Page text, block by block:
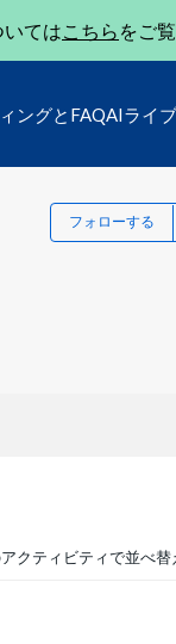
てはこちら をご
ングとFAQAIライ
フォローする
クティビティで並べ